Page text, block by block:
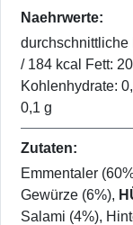
Naehrwerte:
durchschnittliche
/ 184 kcal Fett:
Kohlenhydrate:
0,1 g
Zutaten:
Emmentaler
Gewürze (6%),
Salami (4%),